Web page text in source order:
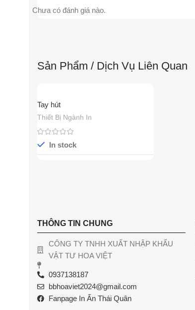
Chưa có đánh giá nào.
Sản Phẩm / Dịch Vụ Liên Quan
Tay hút
Thiết Bị Ngành In
In stock
THÔNG TIN CHUNG
CÔNG TY TNHH XUẤT NHẬP KHẨU
VẬT TƯ HOA VIỆT
0937138187
bbhoaviet2024@gmail.com
Fanpage In Ấn Thái Quân